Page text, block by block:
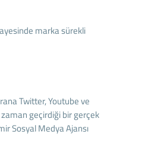
marka sürekli
Twitter, Youtube ve
geçirdiği bir gerçek
Sosyal Medya Ajansı